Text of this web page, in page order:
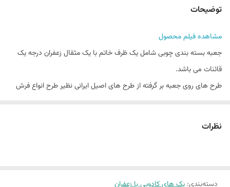
وزن با بسته بندی
شماره تماس جهت
توضیحات
مشاهده فیلم محصول
جعبه بسته بندی چوبی شامل یک ظرف خاتم با یک مثقال زعفران درجه یک
قائنات می باشد.
طرح های روی جعبه بر گرفته از طرح های اصیل ایرانی نظیر طرح انواع فرش
نظرات
دسته‌بندی: پک های کادویی با زعفران